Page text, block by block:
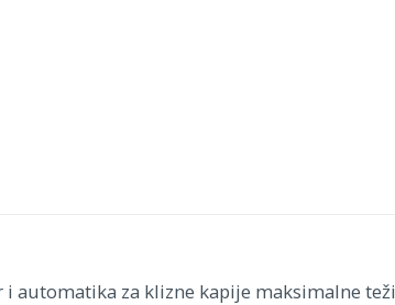
i automatika za klizne kapije maksimalne